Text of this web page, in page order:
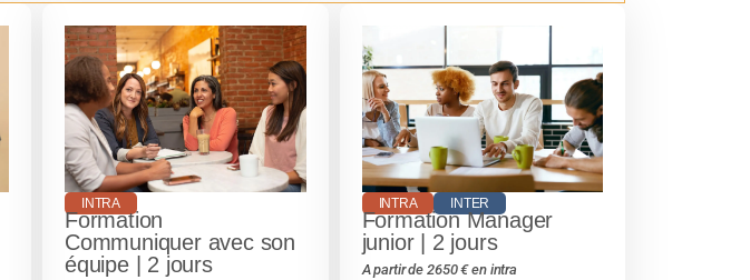
INTRA
Formation
Communiquer avec son
équipe | 2 jours
INTRA INTER
Formation Manager
junior | 2 jours
A partir de 2650 € en intra